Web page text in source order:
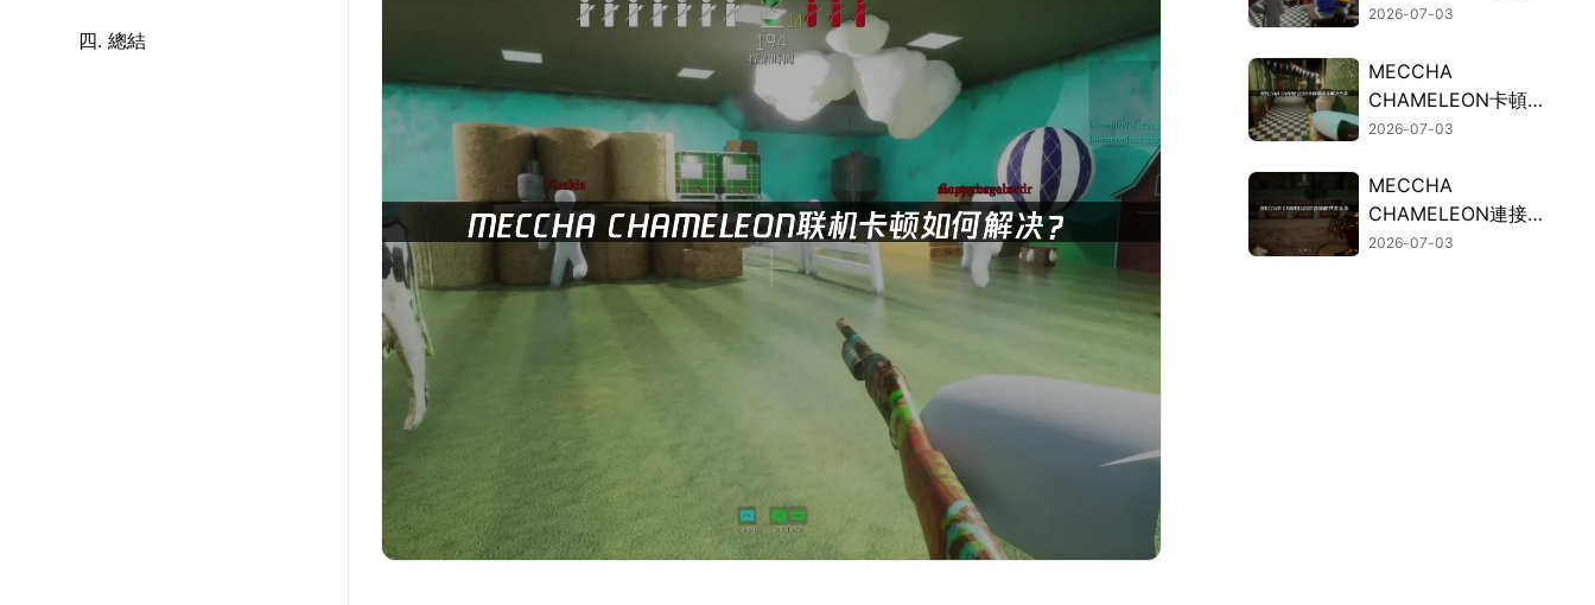
四. 總結
敗的常見因素與有效
2026-07-03
MECCHA
CHAMELEON卡頓？
連線斷線問題的解決
2026-07-03
MECCHA
CHAMELEON連接斷
開？UU加速器免費
2026-07-03